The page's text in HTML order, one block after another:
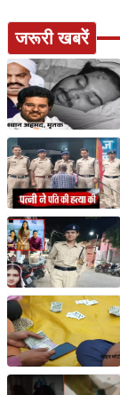
जरूरी खबरें